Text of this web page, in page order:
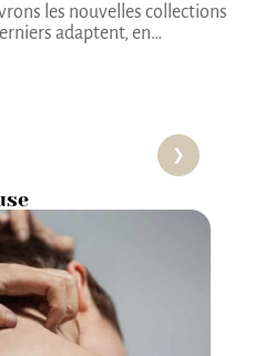
les nouvelles collections
adaptent, en…